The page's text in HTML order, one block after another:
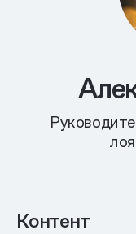
Контент